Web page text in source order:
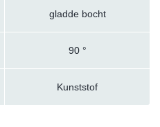
gladde bocht
90 °
Kunststof